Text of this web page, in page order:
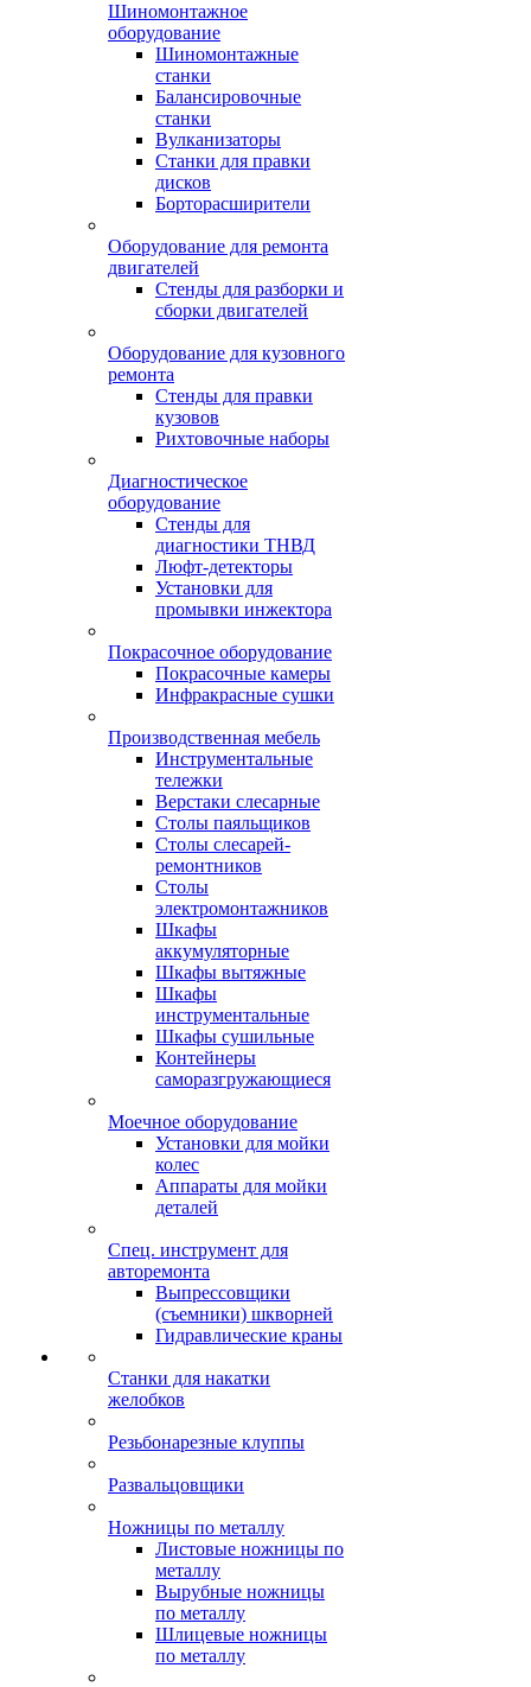
Шиномонтажное
оборудование
Шиномонтажные
станки
Балансировочные
станки
Вулканизаторы
Станки для правки
дисков
Борторасширители
Оборудование для ремонта
двигателей
Стенды для разборки и
сборки двигателей
Оборудование для кузовного
ремонта
Стенды для правки
кузовов
Рихтовочные наборы
Диагностическое
оборудование
Стенды для
диагностики ТНВД
Люфт-детекторы
Установки для
промывки инжектора
Покрасочное оборудование
Покрасочные камеры
Инфракрасные сушки
Производственная мебель
Инструментальные
тележки
Верстаки слесарные
Столы паяльщиков
Столы слесарей-
ремонтников
Столы
электромонтажников
Шкафы
аккумуляторные
Шкафы вытяжные
Шкафы
инструментальные
Шкафы сушильные
Контейнеры
саморазгружающиеся
Моечное оборудование
Установки для мойки
колес
Аппараты для мойки
деталей
Спец. инструмент для
авторемонта
Выпрессовщики
(съемники) шкворней
Гидравлические краны
Станки для накатки
желобков
Резьбонарезные клуппы
Развальцовщики
Ножницы по металлу
Листовые ножницы по
металлу
Вырубные ножницы
по металлу
Шлицевые ножницы
по металлу